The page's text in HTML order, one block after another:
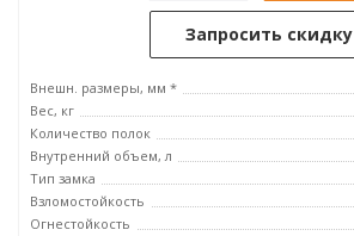
Запросить скидку
Внешн. размеры, мм *
Вес, кг
Количество полок
Внутренний объем, л
Тип замка
Взломостойкость
Огнестойкость